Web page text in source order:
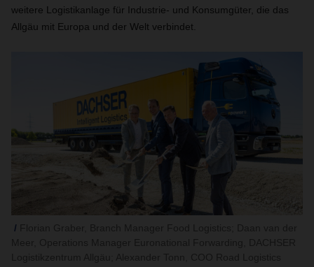
weitere Logistikanlage für Industrie- und Konsumgüter, die das
Allgäu mit Europa und der Welt verbindet.